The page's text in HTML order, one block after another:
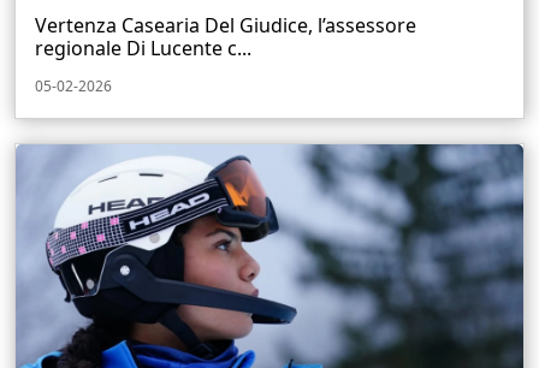
Vertenza Casearia Del Giudice, l’assessore
regionale Di Lucente c...
05-02-2026